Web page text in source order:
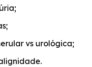
vs urológica;